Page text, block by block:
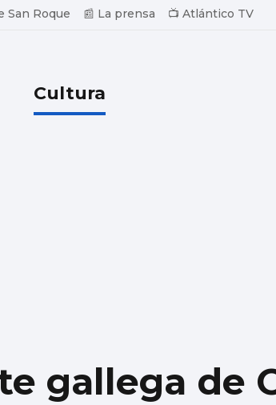
San Roque 📰 La prensa 📺 Atlántico TV
Cultura
gallega de